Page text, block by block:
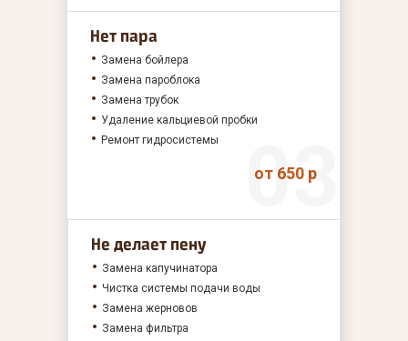
Нет пара
Замена бойлера
Замена пароблока
Замена трубок
Удаление кальциевой пробки
Ремонт гидросистемы
от 650 р
Не делает пену
Замена капучинатора
Чистка системы подачи воды
Замена жерновов
Замена фильтра